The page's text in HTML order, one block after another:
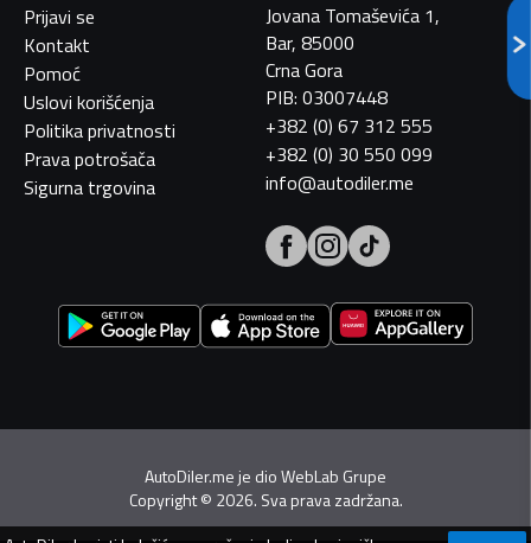
Prijavi se
Kontakt
Pomoć
Uslovi korišćenja
Politika privatnosti
Prava potrošača
Sigurna trgovina
Jovana Tomaševića 1,
Bar, 85000
Crna Gora
PIB: 03007448
+382 (0) 67 312 555
+382 (0) 30 550 099
info@autodiler.me
AutoDiler.me je dioWebLab Grupe
Copyright© 2026. Sva prava zadržana.